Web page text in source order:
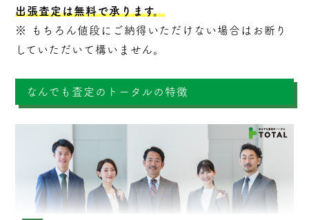
出張査定は無料で承ります。
※ もちろん値段にご納得いただけない場合はお断り
していただいて構いません。
なんでも査定のトータルの特徴